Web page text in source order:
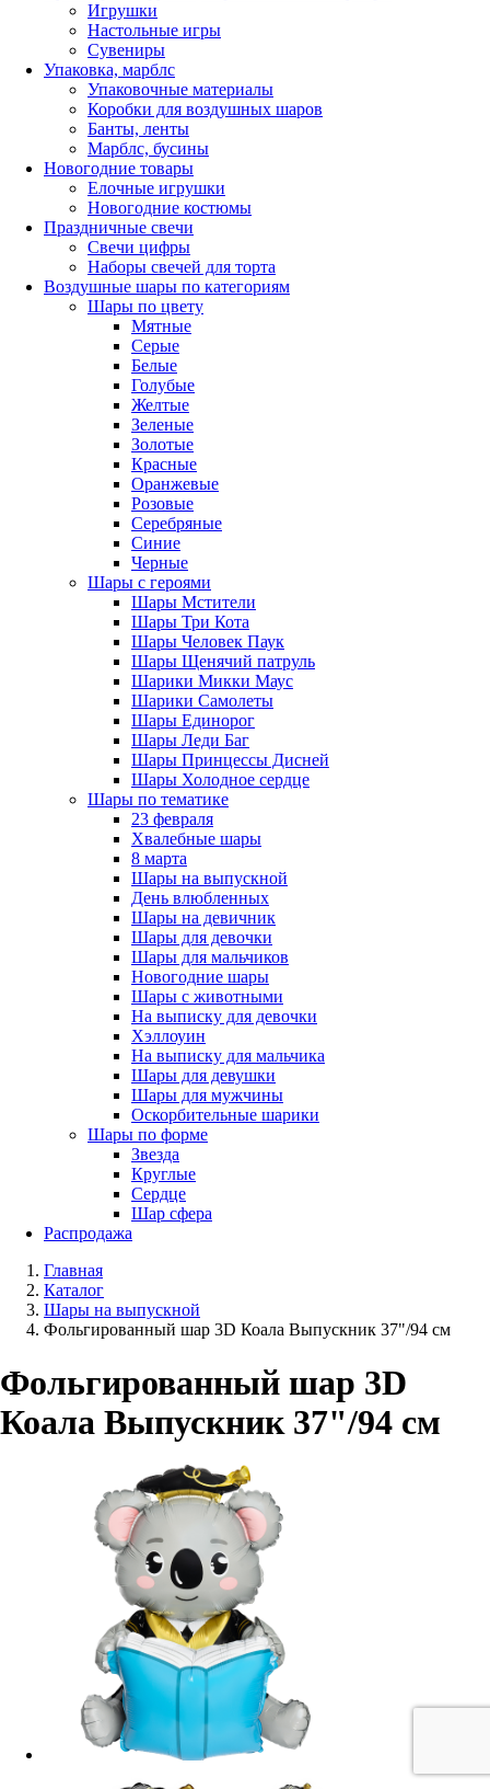
Игрушки
Настольные игры
Сувениры
Упаковка, марблс
Упаковочные материалы
Коробки для воздушных шаров
Банты, ленты
Марблс, бусины
Новогодние товары
Елочные игрушки
Новогодние костюмы
Праздничные свечи
Свечи цифры
Наборы свечей для торта
Воздушные шары по категориям
Шары по цвету
Мятные
Серые
Белые
Голубые
Желтые
Зеленые
Золотые
Красные
Оранжевые
Розовые
Серебряные
Синие
Черные
Шары с героями
Шары Мстители
Шары Три Кота
Шары Человек Паук
Шары Щенячий патруль
Шарики Микки Маус
Шарики Самолеты
Шары Единорог
Шары Леди Баг
Шары Принцессы Дисней
Шары Холодное сердце
Шары по тематике
23 февраля
Хвалебные шары
8 марта
Шары на выпускной
День влюбленных
Шары на девичник
Шары для девочки
Шары для мальчиков
Новогодние шары
Шары с животными
На выписку для девочки
Хэллоуин
На выписку для мальчика
Шары для девушки
Шары для мужчины
Оскорбительные шарики
Шары по форме
Звезда
Круглые
Сердце
Шар сфера
Распродажа
Главная
Каталог
Шары на выпускной
Фольгированный шар 3D Коала Выпускник 37"/94 см
Фольгированный шар 3D
Коала Выпускник 37"/94 см